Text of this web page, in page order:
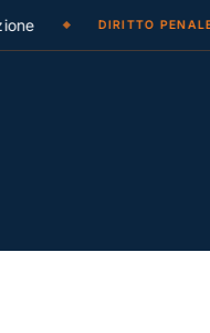
DIRITTO PENALE